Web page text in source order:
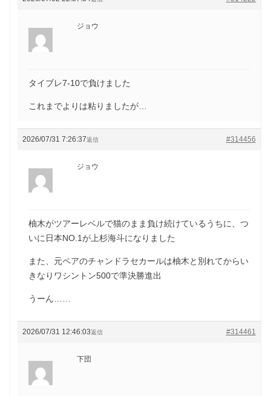
ジョウ
タイブレ7-10で負けました
これまでよりは粘りましたが…
2026/07/31 7:26:37 #314456
返信
ジョウ
柚木がツアーレベルで猫のまま負け続けているうちに、つ
いに日本NO.1が上杉海斗になりました
また、元ペアのチャンドラセカールは柚木と別れてからい
きなりワシントン500で準決勝進出
うーん……
2026/07/31 12:46:03 #314461
返信
下団